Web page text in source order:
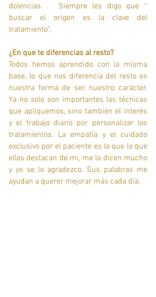
dolencias .  Siempre les digo que “
buscar el origen es la clave del
tratamiento".
¿En que te diferencias al resto?
Todos hemos aprendido con la misma
base, lo que nos diferencia del resto es
nuestra forma de ser, nuestro carácter.
Ya no solo son importantes las técnicas
que apliquemos, sino también el interés
y el trabajo diario por personalizar los
tratamientos. La empatía y el cuidado
exclusivo por el paciente es lo que lo que
ellos destacan de mi, me lo dicen mucho
y yo se lo agradezco. Sus palabras me
ayudan a querer mejorar más cada día.